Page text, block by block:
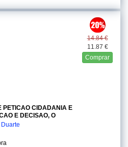
14.84 €
11.87 €
Comprar
PETICAO CIDADANIA E
E DECISAO, O